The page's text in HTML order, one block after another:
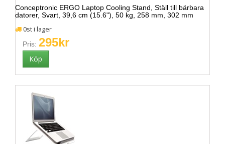
Conceptronic ERGO Laptop Cooling Stand, Ställ till bärbara
datorer, Svart, 39,6 cm (15.6"), 50 kg, 258 mm, 302 mm
0st i lager
Pris: 295kr